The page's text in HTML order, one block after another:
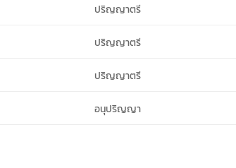
ปริญญาตรี
ปริญญาตรี
ปริญญาตรี
อนุปริญญา